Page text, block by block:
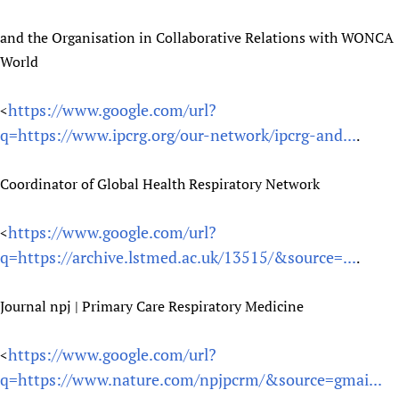
and the Organisation in Collaborative Relations with WONCA
World
<https://www.google.com/url?
q=https://www.ipcrg.org/our-network/ipcrg-and....
Coordinator of Global Health Respiratory Network
<https://www.google.com/url?
q=https://archive.lstmed.ac.uk/13515/&source=....
Journal npj | Primary Care Respiratory Medicine
<https://www.google.com/url?
q=https://www.nature.com/npjpcrm/&source=gmai...